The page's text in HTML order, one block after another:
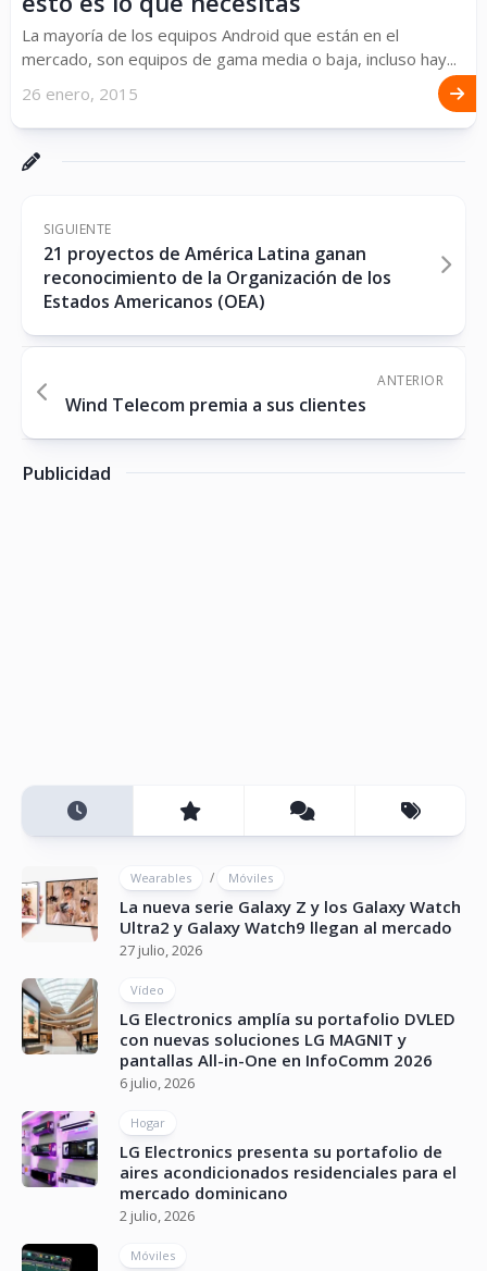
La mayoría de los equipos Android que están en el
mercado, son equipos de gama media o baja, incluso hay...
26 enero, 2015
SIGUIENTE
21 proyectos de América Latina ganan
reconocimiento de la Organización de los
Estados Americanos (OEA)
ANTERIOR
Wind Telecom premia a sus clientes
Publicidad
Wearables / Móviles
La nueva serie Galaxy Z y los Galaxy Watch
Ultra2 y Galaxy Watch9 llegan al mercado
27 julio, 2026
Vídeo
LG Electronics amplía su portafolio DVLED
con nuevas soluciones LG MAGNIT y
pantallas All-in-One en InfoComm 2026
6 julio, 2026
Hogar
LG Electronics presenta su portafolio de
aires acondicionados residenciales para el
mercado dominicano
2 julio, 2026
Móviles